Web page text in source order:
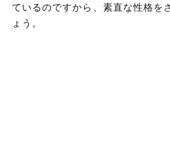
ているのですから、素直な性格を
ょう。